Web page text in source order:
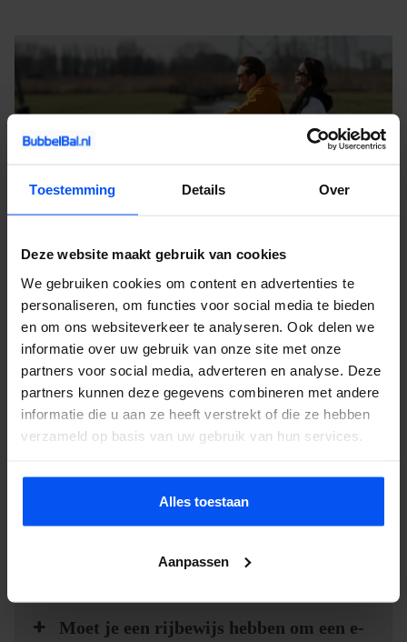
Toestemming Details Over
Deze website maakt gebruik van cookies
We gebruiken cookies om content en advertenties te
personaliseren, om functies voor social media te bieden
en om ons websiteverkeer te analyseren. Ook delen we
informatie over uw gebruik van onze site met onze
partners voor social media, adverteren en analyse. Deze
partners kunnen deze gegevens combineren met andere
informatie die u aan ze heeft verstrekt of die ze hebben
verzameld op basis van uw gebruik van hun services.
Alles toestaan
Aanpassen
Contact en informatie
Ook een activiteit huren voor jouw uitje? Of heb je nog vragen
over onze activiteiten, service of prijzen? Vul hetcontactformulier
in. Dan nemen wij zo snel mogelijk contact met je op. Wij
vertellen je alles over de mogelijkheden en denken graag met je
mee.
Wat is een e-chopper?
Hoe werkt een e-chopper?
Moet je een rijbewijs hebben om een e-